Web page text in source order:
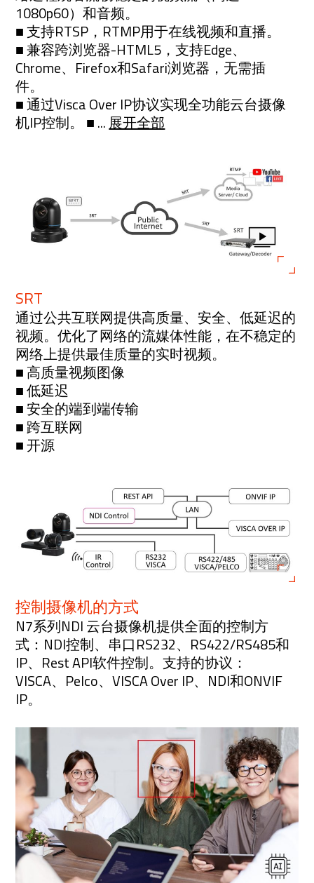
1080p60）和音频。
■ 支持RTSP，RTMP用于在线视频和直播。
■ 兼容跨浏览器-HTML5，支持Edge、
Chrome、Firefox和Safari浏览器，无需插
件。
■ 通过Visca Over IP协议实现全功能云台摄像
机IP控制。 ■ ...展开全部
SRT
通过公共互联网提供高质量、安全、低延迟的
视频。优化了网络的流媒体性能，在不稳定的
网络上提供最佳质量的实时视频。
■ 高质量视频图像
■ 低延迟
■ 安全的端到端传输
■ 跨互联网
■ 开源
控制摄像机的方式
N7系列NDI 云台摄像机提供全面的控制方
式：NDI控制、串口RS232、RS422/RS485和
IP、Rest API软件控制。支持的协议：
VISCA、Pelco、VISCA Over IP、NDI和ONVIF
IP。